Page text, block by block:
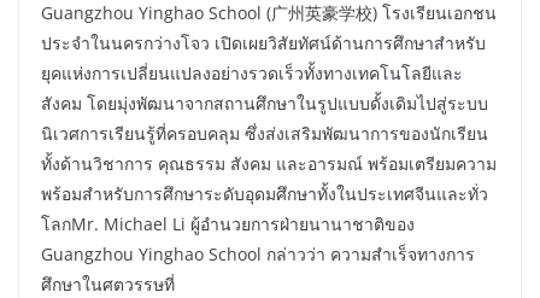
Guangzhou Yinghao School (广州英豪学校) โรงเรียนเอกชน
ประจำในนครกว่างโจว เปิดเผยวิสัยทัศน์ด้านการศึกษาสำหรับ
ยุคแห่งการเปลี่ยนแปลงอย่างรวดเร็วทั้งทางเทคโนโลยีและ
สังคม โดยมุ่งพัฒนาจากสถานศึกษาในรูปแบบดั้งเดิมไปสู่ระบบ
นิเวศการเรียนรู้ที่ครอบคลุม ซึ่งส่งเสริมพัฒนาการของนักเรียน
ทั้งด้านวิชาการ คุณธรรม สังคม และอารมณ์ พร้อมเตรียมความ
พร้อมสำหรับการศึกษาระดับอุดมศึกษาทั้งในประเทศจีนและทั่ว
โลกMr. Michael Li ผู้อำนวยการฝ่ายนานาชาติของ
Guangzhou Yinghao School กล่าวว่า ความสำเร็จทางการ
ศึกษาในศตวรรษที่